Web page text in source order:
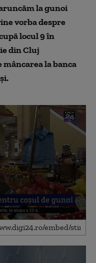
la gunoi
vorba despre
locul 9 în
din Cluj
la banca